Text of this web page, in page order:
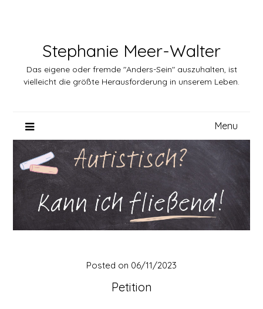
Stephanie Meer-Walter
Das eigene oder fremde "Anders-Sein" auszuhalten, ist
vielleicht die größte Herausforderung in unserem Leben.
Menu
Petition
Posted on 06/11/2023